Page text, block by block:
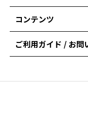
コンテンツ
ご利用ガイド / お問